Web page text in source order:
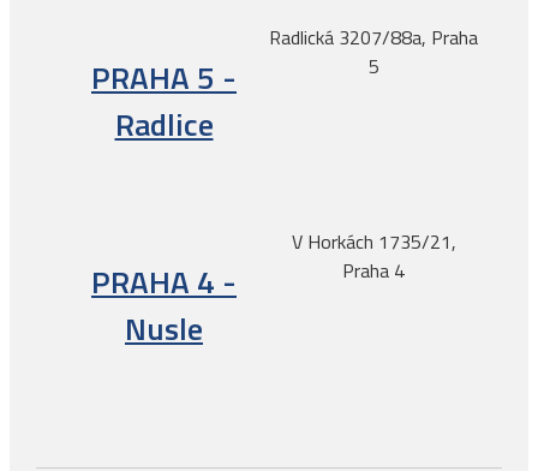
PRAHA 5 -
Radlice
Radlická 3207/88a, Praha
5
PRAHA 4 -
Nusle
V Horkách 1735/21,
Praha 4